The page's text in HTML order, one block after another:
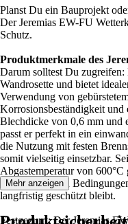
Planst Du ein Bauprojekt
Der Jeremias EW-FU
Schutz.
Produktmerkmale des
Darum solltest Du zugreifen:
Wandrosette und bietet
Verwendung von
Korrosionsbeständigkeit
Blechdicke von 0,6 mm und
passt er perfekt in ein
die Nutzung mit festen
somit vielseitig einsetzbar.
Abgastemperatur von
anspruchsvollen
langfristig geschützt bleibt.
Festgezurrt: Der Jeremias
Mehr anzeigen